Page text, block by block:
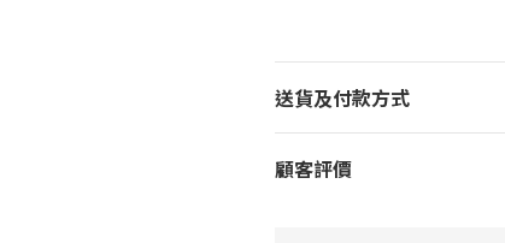
送貨及付款方式
顧客評價